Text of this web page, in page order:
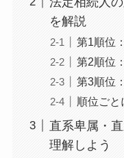
を解説
第1順位
第2順位
第3順位
順位ごと
直系卑属・
理解しよう